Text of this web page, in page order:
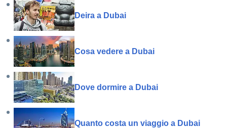
Deira a Dubai
Cosa vedere a Dubai
Dove dormire a Dubai
Quanto costa un viaggio a Dubai